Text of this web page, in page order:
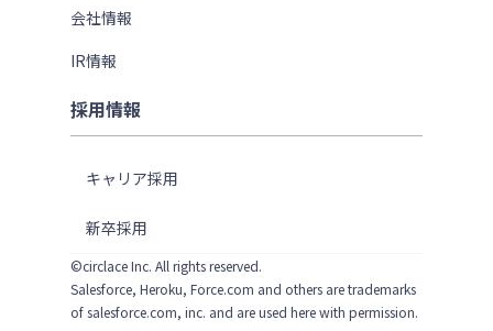
会社情報
IR情報
採用情報
キャリア採用
新卒採用
©circlace Inc. All rights reserved.
Salesforce, Heroku, Force.com and others are trademarks
of salesforce.com, inc. and are used here with permission.